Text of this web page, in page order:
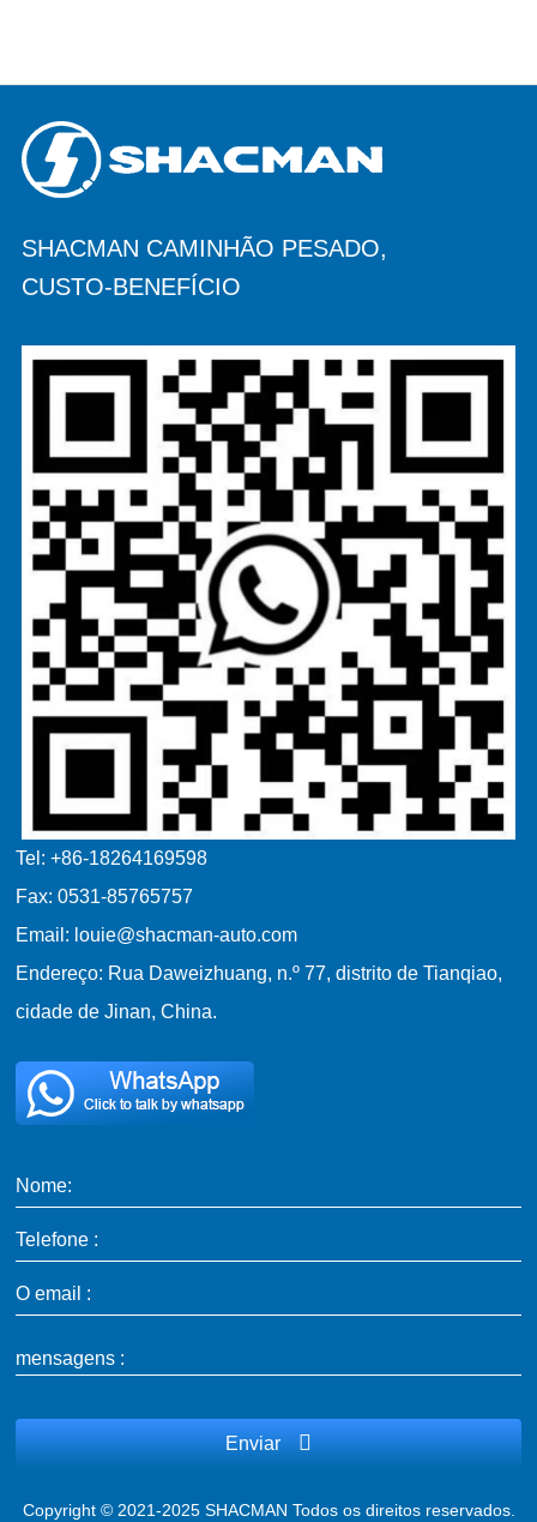
SHACMAN CAMINHÃO PESADO,
CUSTO-BENEFÍCIO
Tel: +86-18264169598
Fax: 0531-85765757
Email: louie@shacman-auto.com
Endereço: Rua Daweizhuang, n.º 77, distrito de Tianqiao,
cidade de Jinan, China.
Nome:
Telefone :
O email :
mensagens :
Enviar
Copyright © 2021-2025 SHACMAN Todos os direitos reservados.